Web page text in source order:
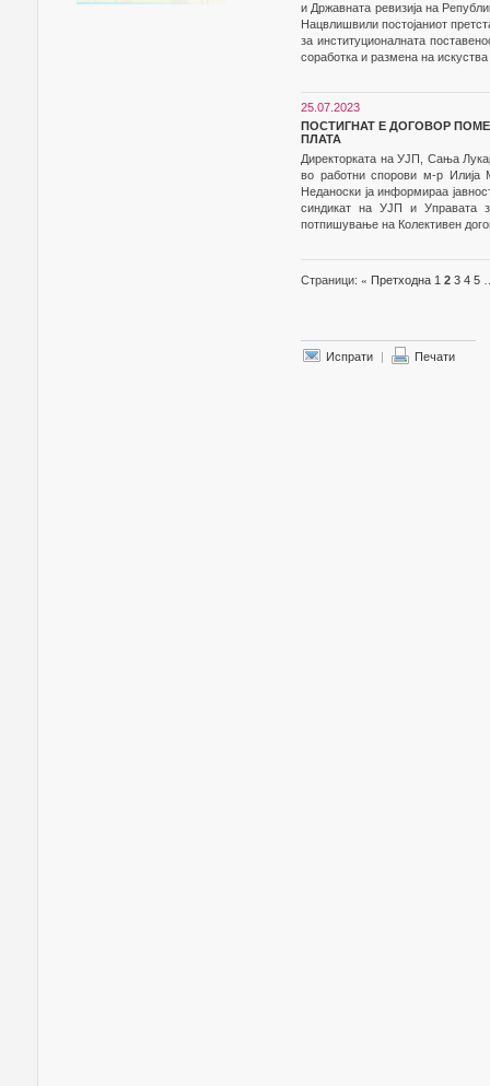
и Државната ревизија на
Нацвлишвили постојаниот
за институционалната
соработка и размена на
25.07.2023
ПОСТИГНАТ Е ДОГОВОР
ПЛАТА
Директорката на УЈП, Сања
во работни спорови м-р Илија
Неданоски ја информираа
синдикат на УЈП и Управата
потпишување на Колективен
Страници: « Претходна 1 2 3 4 5
Испрати | Печати